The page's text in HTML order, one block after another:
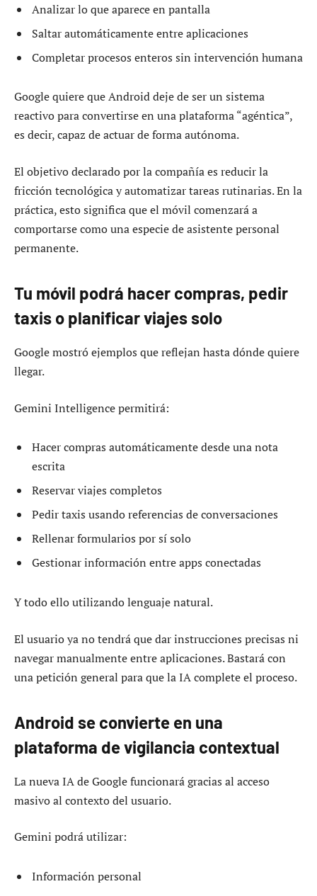
Analizar lo que aparece en pantalla
Saltar automáticamente entre aplicaciones
Completar procesos enteros sin intervención humana
Google quiere que Android deje de ser un sistema
reactivo para convertirse en una plataforma “agéntica”,
es decir, capaz de actuar de forma autónoma.
El objetivo declarado por la compañía es reducir la
fricción tecnológica y automatizar tareas rutinarias. En la
práctica, esto significa que el móvil comenzará a
comportarse como una especie de asistente personal
permanente.
Tu móvil podrá hacer compras, pedir
taxis o planificar viajes solo
Google mostró ejemplos que reflejan hasta dónde quiere
llegar.
Gemini Intelligence permitirá:
Hacer compras automáticamente desde una nota
escrita
Reservar viajes completos
Pedir taxis usando referencias de conversaciones
Rellenar formularios por sí solo
Gestionar información entre apps conectadas
Y todo ello utilizando lenguaje natural.
El usuario ya no tendrá que dar instrucciones precisas ni
navegar manualmente entre aplicaciones. Bastará con
una petición general para que la IA complete el proceso.
Android se convierte en una
plataforma de vigilancia contextual
La nueva IA de Google funcionará gracias al acceso
masivo al contexto del usuario.
Gemini podrá utilizar:
Información personal